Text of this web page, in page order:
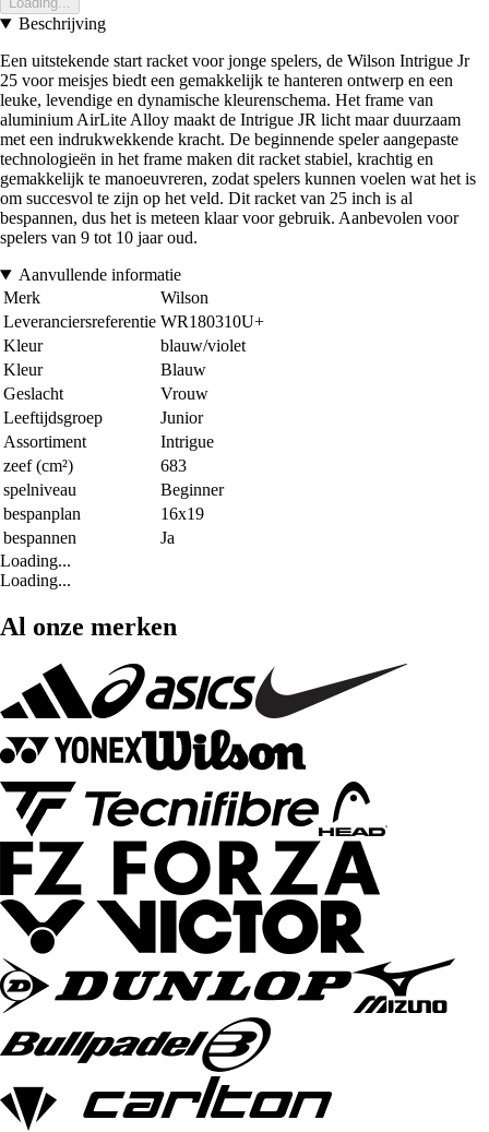
Beschrijving
Een uitstekende start racket voor jonge spelers, de Wilson Intrigue Jr
25 voor meisjes biedt een gemakkelijk te hanteren ontwerp en een
leuke, levendige en dynamische kleurenschema. Het frame van
aluminium AirLite Alloy maakt de Intrigue JR licht maar duurzaam
met een indrukwekkende kracht. De beginnende speler aangepaste
technologieën in het frame maken dit racket stabiel, krachtig en
gemakkelijk te manoeuvreren, zodat spelers kunnen voelen wat het is
om succesvol te zijn op het veld. Dit racket van 25 inch is al
bespannen, dus het is meteen klaar voor gebruik. Aanbevolen voor
spelers van 9 tot 10 jaar oud.
Aanvullende informatie
Merk
Wilson
Leveranciersreferentie WR180310U+
Kleur
blauw/violet
Kleur
Blauw
Geslacht
Vrouw
Leeftijdsgroep
Junior
Assortiment
Intrigue
zeef (cm²)
683
spelniveau
Beginner
bespanplan
16x19
bespannen
Ja
Loading...
Loading...
Al onze merken